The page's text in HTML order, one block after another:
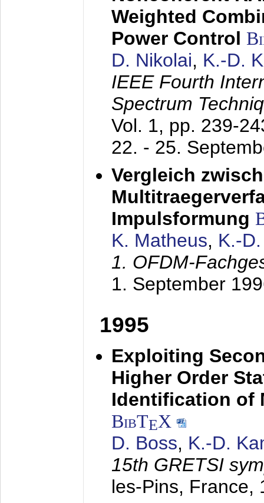
Weighted
Power Control
D. Nikolai, K.-D.
IEEE Fourth
Spectrum
Vol. 1, pp. 239-
22. - 25.
Vergleich
Impulsformung
K. Matheus, K.-
1. OFDM-
1. September
1995
Exploiting
Higher Order
Identification of
BibTEX
D. Boss, K.-D.
15th GRETSI
les-Pins, France,